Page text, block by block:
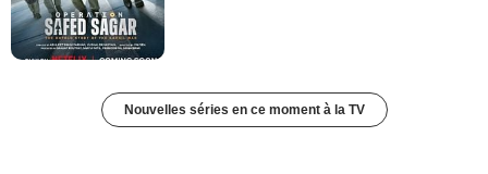
Nouvelles séries en ce moment à la TV